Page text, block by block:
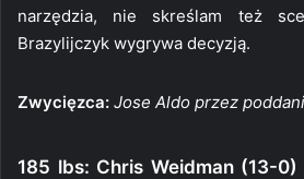
narzędzia, nie skreślam też
Brazylijczyk wygrywa decyzją.
Zwycięzca: Jose Aldo przez
185 lbs: Chris Weidman (13-